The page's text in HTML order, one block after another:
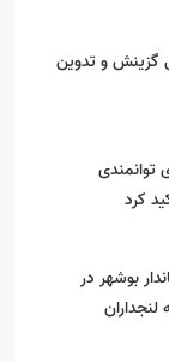
گزینش و‌ تدوین
توانمندی
کرد
بوشهر در